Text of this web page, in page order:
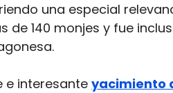
una especial
de 140 monjes y fue
e interesante yacimiento